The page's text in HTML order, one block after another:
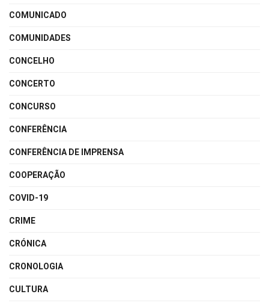
COMUNICADO
COMUNIDADES
CONCELHO
CONCERTO
CONCURSO
CONFERÊNCIA
CONFERÊNCIA DE IMPRENSA
COOPERAÇÃO
COVID-19
CRIME
CRÓNICA
CRONOLOGIA
CULTURA